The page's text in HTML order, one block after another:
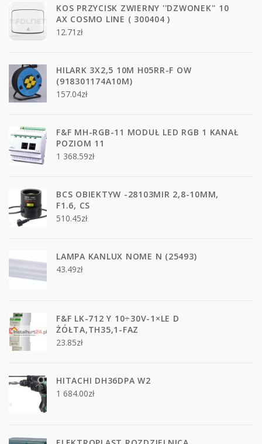
KOS PRZYCISK ZWIERNY ''DZWONEK'' 10
AX COSMO LINE ( 300404 )
12.71 zł
HILARK 3X2,5 10M H05RR-F OW
(918301174A10M)
157.04zł
F&F MH-RGB-11 MODUŁ LED RGB 1 KANAŁ
POZIOM 11
1 368.59zł
BCS OBIEKTYW -28103MIR 2,8-10MM,
F1.6, CS
510.45zł
LAMPA KANLUX NOME N (25493)
43.49zł
F&F LK-712 Y 10÷30V-1×LE D
ŻÓŁTA,TH35,1-FAZ
23.85zł
HITACHI DH36DPA W2
1 684.00zł